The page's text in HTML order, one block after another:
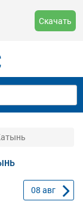
Скачать
08 авг